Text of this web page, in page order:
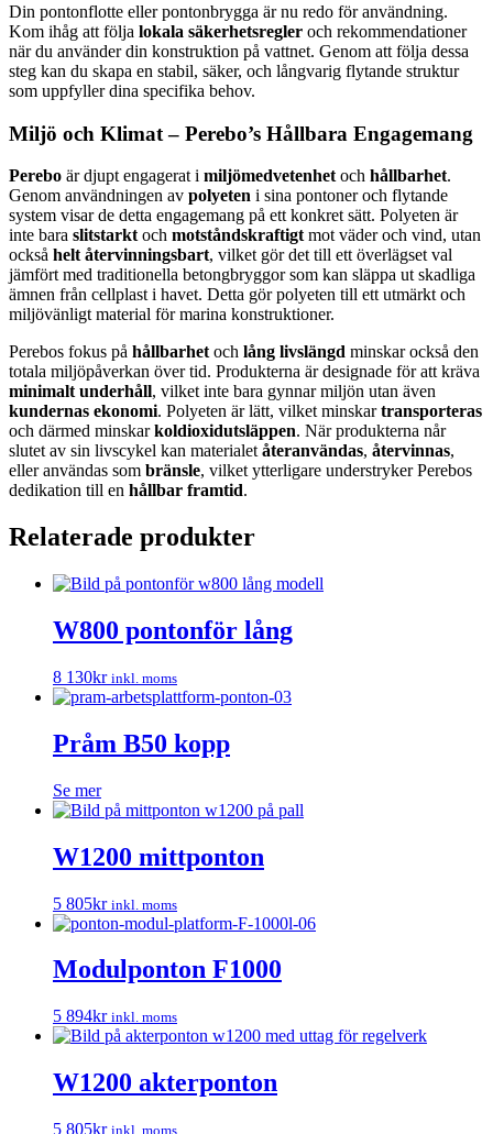
Din pontonflotte eller pontonbrygga är nu redo för användning.
Kom ihåg att följa lokala säkerhetsregler och rekommendationer
när du använder din konstruktion på vattnet. Genom att följa dessa
steg kan du skapa en stabil, säker, och långvarig flytande struktur
som uppfyller dina specifika behov.
Miljö och Klimat – Perebo’s Hållbara Engagemang
Perebo är djupt engagerat i miljömedvetenhet och hållbarhet.
Genom användningen av polyeten i sina pontoner och flytande
system visar de detta engagemang på ett konkret sätt. Polyeten är
inte bara slitstarkt och motståndskraftigt mot väder och vind, utan
också helt återvinningsbart, vilket gör det till ett överlägset val
jämfört med traditionella betongbryggor som kan släppa ut skadliga
ämnen från cellplast i havet. Detta gör polyeten till ett utmärkt och
miljövänligt material för marina konstruktioner.
Perebos fokus på hållbarhet och lång livslängd minskar också den
totala miljöpåverkan över tid. Produkterna är designade för att kräva
minimalt underhåll, vilket inte bara gynnar miljön utan även
kundernas ekonomi. Polyeten är lätt, vilket minskartransporteras
och därmed minskarkoldioxidutsläppen. När produkterna når
slutet av sin livscykel kan materialet återanvändas, återvinnas,
eller användas som bränsle, vilket ytterligare understryker Perebos
dedikation till en hållbar framtid.
Relaterade produkter
W800 pontonför lång
8 130kr inkl. moms
Pråm B50 kopp
Se mer
W1200 mittponton
5 805kr inkl. moms
Modulponton F1000
5 894kr inkl. moms
W1200 akterponton
5 805kr inkl. moms